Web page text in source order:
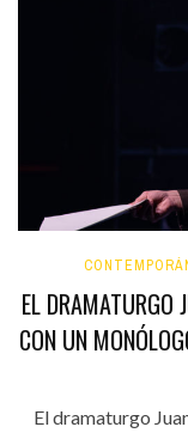
EL DRAMATURGO
CON UN
El dramaturgo